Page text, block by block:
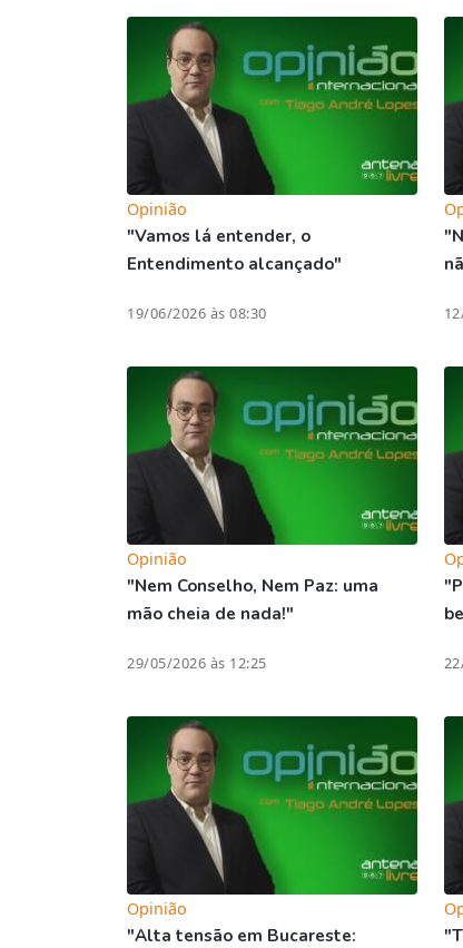
Opinião
"Vamos lá entender, o
Entendimento alcançado"
19/06/2026 às 08:30
Opinião
"Nem Conselho, Nem Paz: uma
mão cheia de nada!"
29/05/2026 às 12:25
Opinião
"Alta tensão em Bucareste: